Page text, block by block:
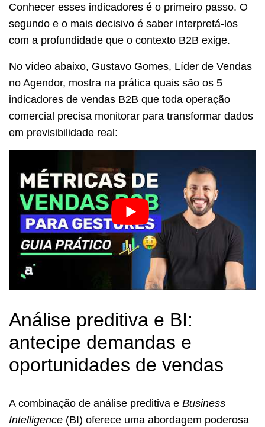
Conhecer esses indicadores é o primeiro passo. O
segundo e o mais decisivo é saber interpretá-los
com a profundidade que o contexto B2B exige.
No vídeo abaixo, Gustavo Gomes, Líder de Vendas
no Agendor, mostra na prática quais são os 5
indicadores de vendas B2B que toda operação
comercial precisa monitorar para transformar dados
em previsibilidade real:
Análise preditiva e BI:
antecipe demandas e
oportunidades de vendas
A combinação de análise preditiva e Business
Intelligence (BI) oferece uma abordagem poderosa